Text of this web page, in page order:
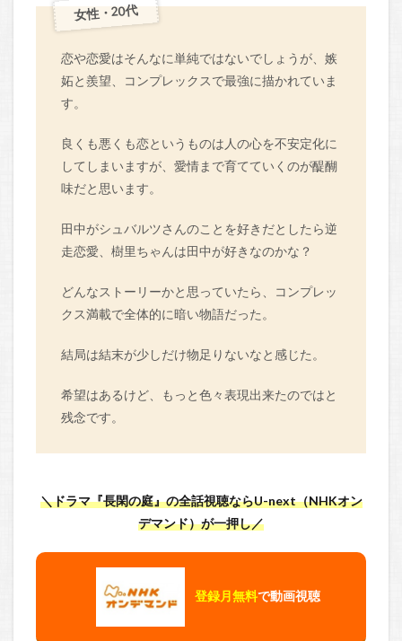
女性・20代
恋や恋愛はそんなに単純ではないでしょうが、嫉
妬と羨望、コンプレックスで最強に描かれていま
す。
良くも悪くも恋というものは人の心を不安定化に
してしまいますが、愛情まで育てていくのが醍醐
味だと思います。
田中がシュバルツさんのことを好きだとしたら逆
走恋愛、樹里ちゃんは田中が好きなのかな？
どんなストーリーかと思っていたら、コンプレッ
クス満載で全体的に暗い物語だった。
結局は結末が少しだけ物足りないなと感じた。
希望はあるけど、もっと色々表現出来たのではと
残念です。
＼ドラマ『長閑の庭』の全話視聴ならU-next（NHKオン
デマンド）が一押し／
登録月無料で動画視聴